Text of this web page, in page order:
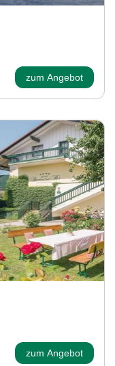
zum Angebot
zum Angebot